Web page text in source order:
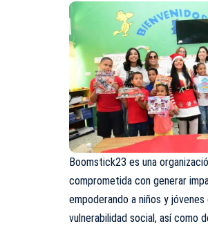
Boomstick23 es una
comprometida con generar
empoderando a niños y
vulnerabilidad social, así como